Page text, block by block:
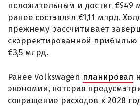
положительным и достиг €949
ранее составлял €1,11 млрд.
прежнему рассчитывает
скорректированной прибылью
€3,5 млрд.
Ранее Volkswagen планировал
экономии, которая
сокращение расходов к 2028